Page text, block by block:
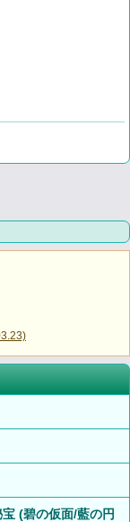
(碧の仮面/藍の円